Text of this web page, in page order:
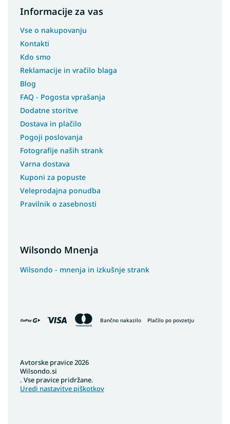
Informacije za vas
Vse o nakupovanju
Kontakti
Kdo smo
Reklamacije in vračilo blaga
Blog
FAQ - Pogosta vprašanja
Dodatne storitve
Dostava in plačilo
Pogoji poslovanja
Fotografije naših strank
Varna dostava
Kuponi za popuste
Veleprodajna ponudba
Pravilnik o zasebnosti
Wilsondo Mnenja
Wilsondo - mnenja in izkušnje strank
Bančno nakazilo Plačilo po povzetju
Avtorske pravice 2026
Wilsondo.si
. Vse pravice pridržane.
Uredi nastavitve piškotkov